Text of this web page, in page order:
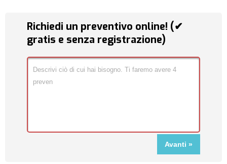
Richiedi un preventivo online! (✔
gratis e senza registrazione)